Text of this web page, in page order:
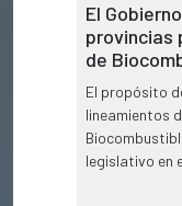
El
provincias
de
El propósito
lineamientos
legislativo en